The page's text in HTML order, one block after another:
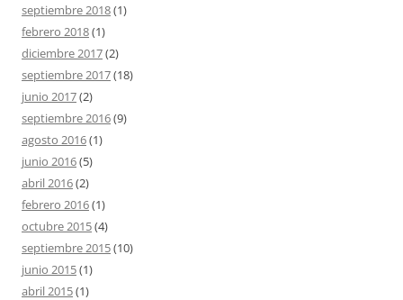
septiembre 2018(1)
febrero 2018(1)
diciembre 2017(2)
septiembre 2017(18)
junio 2017(2)
septiembre 2016(9)
agosto 2016(1)
junio 2016(5)
abril 2016(2)
febrero 2016(1)
octubre 2015(4)
septiembre 2015(10)
junio 2015(1)
abril 2015(1)